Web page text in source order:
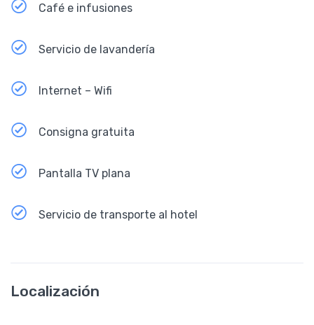
Café e infusiones
Servicio de lavandería
Internet – Wifi
Consigna gratuita
Pantalla TV plana
Servicio de transporte al hotel
Localización